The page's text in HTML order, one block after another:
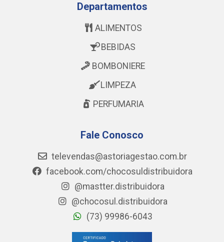
Departamentos
ALIMENTOS
BEBIDAS
BOMBONIERE
LIMPEZA
PERFUMARIA
Fale Conosco
televendas@astoriagestao.com.br
facebook.com/chocosuldistribuidora
@mastter.distribuidora
@chocosul.distribuidora
(73) 99986-6043